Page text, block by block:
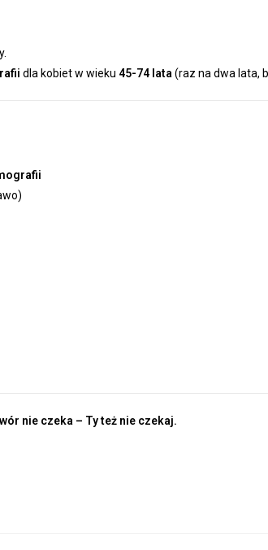
dla kobiet w wieku 45-74 lata (raz na dwa lata,
nie czeka – Ty też nie czekaj.